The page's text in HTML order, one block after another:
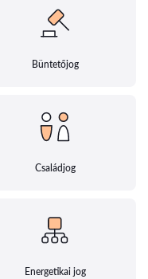
Büntetőjog
Családjog
Energetikai jog